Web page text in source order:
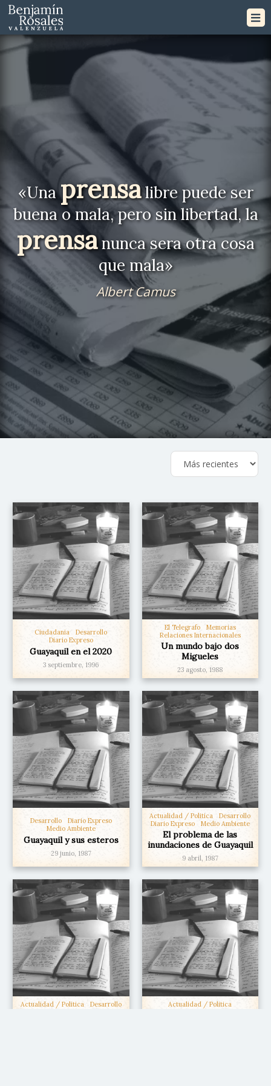
«Unaprensalibre puede ser
buena o mala, pero sin libertad, la
prensanunca sera otra cosa
que mala»
Albert Camus
Ciudadania
Desarrollo
Diario Expreso
Guayaquil en el 2020
3 septiembre, 1996
El Telegrafo
Memorias
Relaciones Internacionales
Un mundo bajo dos
Migueles
23 agosto, 1988
Desarrollo
Diario Expreso
Medio Ambiente
Guayaquil y sus esteros
29 junio, 1987
Actualidad / Politica
Desarrollo
Diario Expreso
Medio Ambiente
El problema de las
inundaciones de Guayaquil
9 abril, 1987
Actualidad / Politica
Desarrollo
Actualidad / Politica